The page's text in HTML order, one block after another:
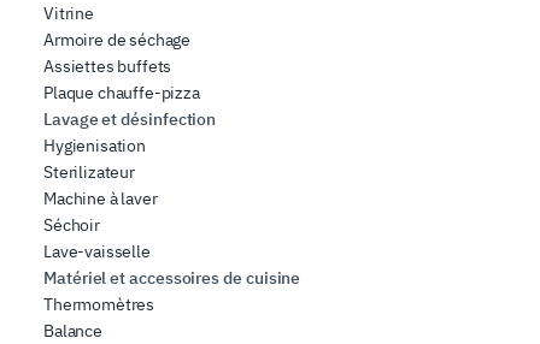
Vitrine
Armoire de séchage
Assiettes buffets
Plaque chauffe-pizza
Lavage et désinfection
Hygienisation
Sterilizateur
Machine à laver
Séchoir
Lave-vaisselle
Matériel et accessoires de cuisine
Thermomètres
Balance